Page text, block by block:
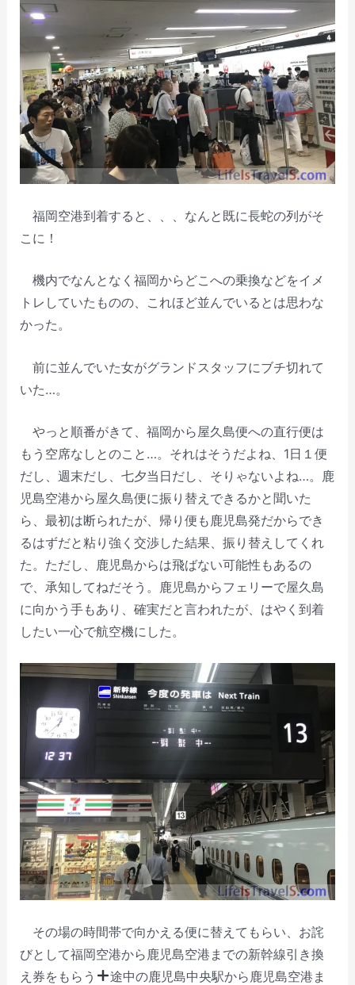
福岡空港到着すると、、、なんと既に長蛇の列がそ
こに！
機内でなんとなく福岡からどこへの乗換などをイメ
トレしていたものの、これほど並んでいるとは思わな
かった。
前に並んでいた女がグランドスタッフにブチ切れて
いた…。
やっと順番がきて、福岡から屋久島便への直行便は
もう空席なしとのこと…。それはそうだよね、1日１便
だし、週末だし、七夕当日だし、そりゃないよね…。鹿
児島空港から屋久島便に振り替えできるかと聞いた
ら、最初は断られたが、帰り便も鹿児島発だからでき
るはずだと粘り強く交渉した結果、振り替えしてくれ
た。ただし、鹿児島からは飛ばない可能性もあるの
で、承知してねだそう。鹿児島からフェリーで屋久島
に向かう手もあり、確実だと言われたが、はやく到着
したい一心で航空機にした。
その場の時間帯で向かえる便に替えてもらい、お詫
びとして福岡空港から鹿児島空港までの新幹線引き換
え券をもらう
途中の鹿児島中央駅から鹿児島空港ま